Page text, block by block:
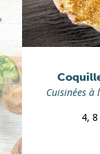
Cuisinées
4,